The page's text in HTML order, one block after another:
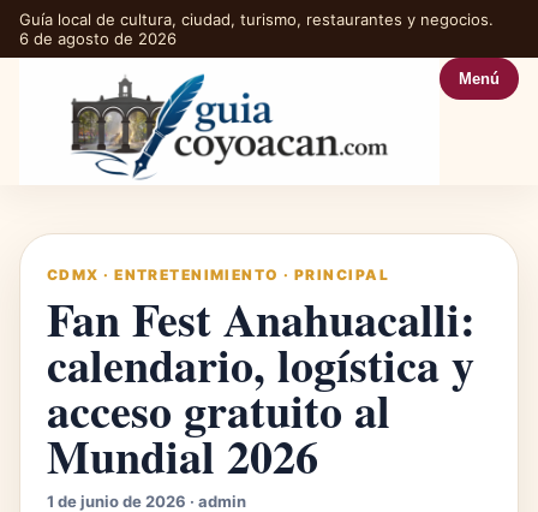
Guía local de cultura, ciudad, turismo, restaurantes y negocios.
6 de agosto de 2026
Menú
CDMX ·ENTRETENIMIENTO ·PRINCIPAL
Fan Fest Anahuacalli:
calendario, logística y
acceso gratuito al
Mundial 2026
1 de junio de 2026 · admin